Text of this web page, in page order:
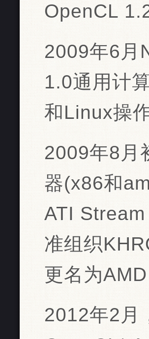
OpenCL
2009年6月
1.0通用计
和Linux操
2009年8月
器(x86和
ATI
准组织
更名为
2012年2月